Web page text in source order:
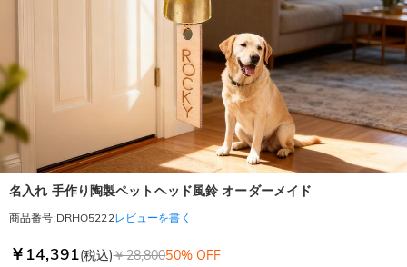
名入れ 手作り陶製ペットヘッド風鈴 オーダーメイド
商品番号:DRHO5222レビューを書く
￥14,391(税込)￥28,80050% OFF